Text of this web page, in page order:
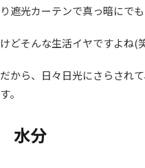
り遮光カーテンで真っ暗にで
けどそんな生活イヤですよね(
だから、日々日光にさらされ
す。
水分